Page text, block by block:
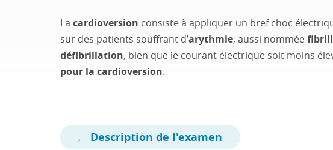
La cardioversion consiste à appliquer un bref choc
sur des patients souffrant d’arythmie, aussi nommée
défibrillation, bien que le courant électrique soit moins
pour la cardioversion.
Description de l'examen